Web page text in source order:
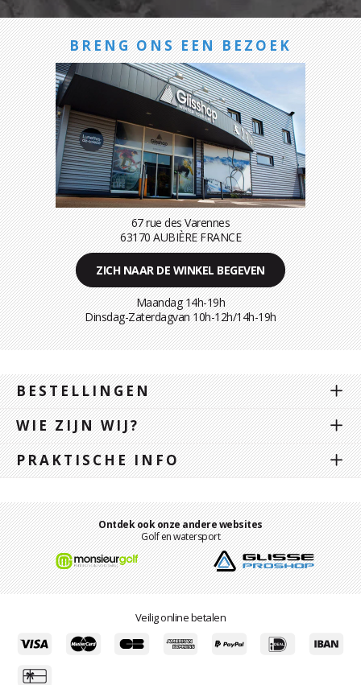
BRENG ONS EEN BEZOEK
67 rue des Varennes
63170 AUBIÈRE FRANCE
ZICH NAAR DE WINKEL BEGEVEN
Maandag 14h-19h
Dinsdag-Zaterdagvan 10h-12h/14h-19h
BESTELLINGEN
WIE ZIJN WIJ?
PRAKTISCHE INFO
Ontdek ook onze andere websites
Golf en watersport
Veilig online betalen